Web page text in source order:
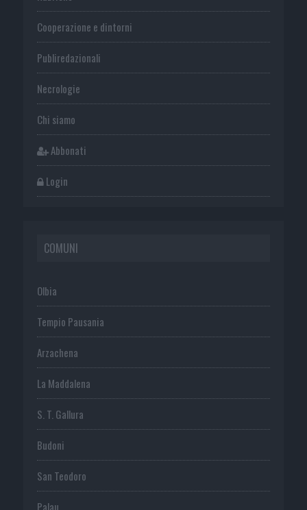
Cooperazione e dintorni
Publiredazionali
Necrologie
Chi siamo
Abbonati
Login
COMUNI
Olbia
Tempio Pausania
Arzachena
La Maddalena
S. T. Gallura
Budoni
San Teodoro
Palau